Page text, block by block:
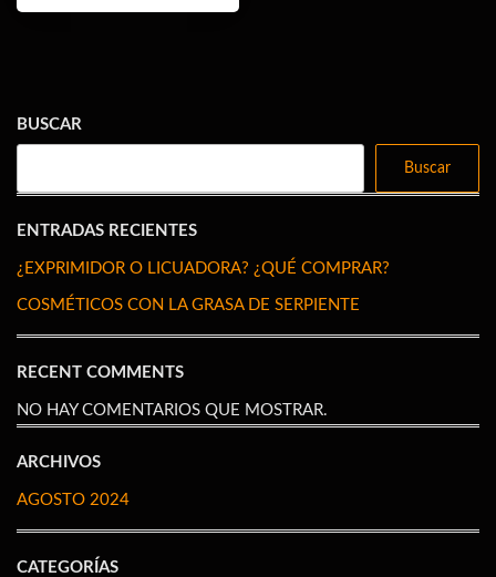
BUSCAR
Buscar
ENTRADAS RECIENTES
¿EXPRIMIDOR O LICUADORA? ¿QUÉ COMPRAR?
COSMÉTICOS CON LA GRASA DE SERPIENTE
RECENT COMMENTS
NO HAY COMENTARIOS QUE MOSTRAR.
ARCHIVOS
AGOSTO 2024
CATEGORÍAS